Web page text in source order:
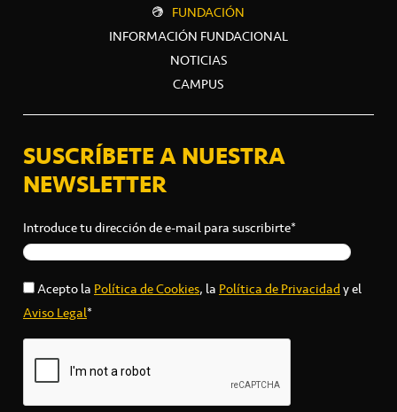
FUNDACIÓN
INFORMACIÓN FUNDACIONAL
NOTICIAS
CAMPUS
SUSCRÍBETE A NUESTRA
NEWSLETTER
Introduce tu dirección de e-mail para suscribirte*
Acepto laPolítica de Cookies, laPolítica de Privacidady el
Aviso Legal*